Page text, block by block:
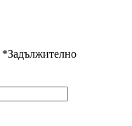
*Задължително